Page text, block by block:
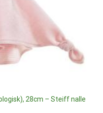
28cm – Steiff nalle